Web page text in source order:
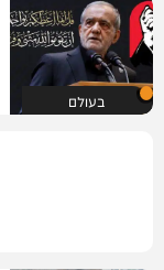
בעולם